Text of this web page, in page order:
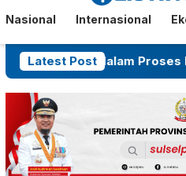
Mobile
Nasional Internasional
Latest Post
Masih dalam Proses